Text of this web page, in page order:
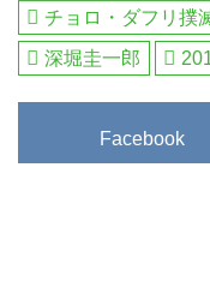
チョロ・ダフリ撲
深堀圭一郎
Facebook